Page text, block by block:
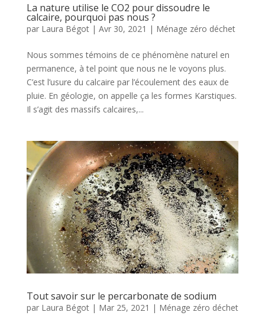
La nature utilise le CO2 pour dissoudre le
calcaire, pourquoi pas nous ?
par Laura Bégot| Avr 30, 2021 | Ménage zéro déchet
Nous sommes témoins de ce phénomène naturel en
permanence, à tel point que nous ne le voyons plus.
C’est l’usure du calcaire par l’écoulement des eaux de
pluie. En géologie, on appelle ça les formes Karstiques.
Il s’agit des massifs calcaires,...
Tout savoir sur le percarbonate de sodium
par Laura Bégot| Mar 25, 2021 | Ménage zéro déchet